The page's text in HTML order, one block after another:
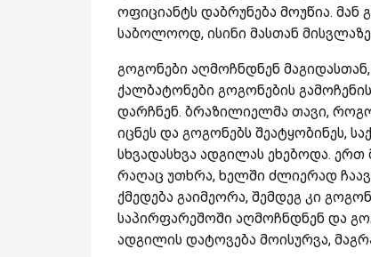
ოფიციანტს დაბრუნება მოუწია.
საბოლოოდ, ისინი მასთან
გოგონები აღმოჩნდნენ
ქალბატონები გოგონების
დარჩნენ. ბრაზილიელმა თავი,
იცნეს და გოგონებს შეატყობინეს,
სხვადასხვა ადგილას ეხებოდა.
რაღაც უთხრა, ხელში ძლიერად
ქმედება გაიმეორა, შემდეგ კი
საპირფარეშოში აღმოჩნდნენ და
ადგილის დატოვება მოისურვა,